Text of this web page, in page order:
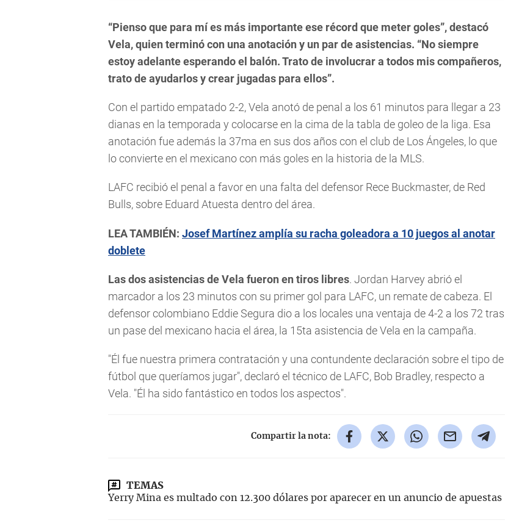
“Pienso que para mí es más importante ese récord que meter goles”, destacó
Vela, quien terminó con una anotación y un par de asistencias. “No siempre
estoy adelante esperando el balón. Trato de involucrar a todos mis compañeros,
trato de ayudarlos y crear jugadas para ellos”.
Con el partido empatado 2-2, Vela anotó de penal a los 61 minutos para llegar a 23
dianas en la temporada y colocarse en la cima de la tabla de goleo de la liga. Esa
anotación fue además la 37ma en sus dos años con el club de Los Ángeles, lo que
lo convierte en el mexicano con más goles en la historia de la MLS.
LAFC recibió el penal a favor en una falta del defensor Rece Buckmaster, de Red
Bulls, sobre Eduard Atuesta dentro del área.
LEA TAMBIÉN: Josef Martínez amplía su racha goleadora a 10 juegos al anotar
doblete
Las dos asistencias de Vela fueron en tiros libres. Jordan Harvey abrió el
marcador a los 23 minutos con su primer gol para LAFC, un remate de cabeza. El
defensor colombiano Eddie Segura dio a los locales una ventaja de 4-2 a los 72 tras
un pase del mexicano hacia el área, la 15ta asistencia de Vela en la campaña.
"Él fue nuestra primera contratación y una contundente declaración sobre el tipo de
fútbol que queríamos jugar", declaró el técnico de LAFC, Bob Bradley, respecto a
Vela. "Él ha sido fantástico en todos los aspectos".
Compartir la nota:
TEMAS
Yerry Mina es multado con 12.300 dólares por aparecer en un anuncio de apuestas